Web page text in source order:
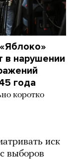
в нарушении
года
коротко
иск
выборов